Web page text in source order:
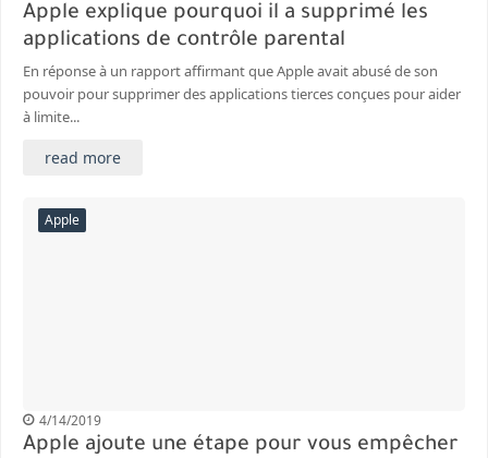
Apple explique pourquoi il a supprimé les
applications de contrôle parental
En réponse à un rapport affirmant que Apple avait abusé de son
pouvoir pour supprimer des applications tierces conçues pour aider
à limite...
read more
Apple
4/14/2019
Apple ajoute une étape pour vous empêcher